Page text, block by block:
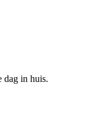
dag in huis.